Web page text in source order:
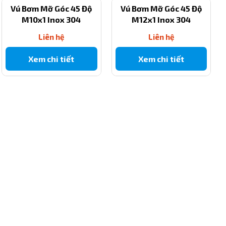
Vú Bơm Mỡ Góc 45 Độ
M10x1 Inox 304
Liên hệ
Xem chi tiết
Vú Bơm Mỡ Góc 45 Độ
M12x1 Inox 304
Liên hệ
Xem chi tiết